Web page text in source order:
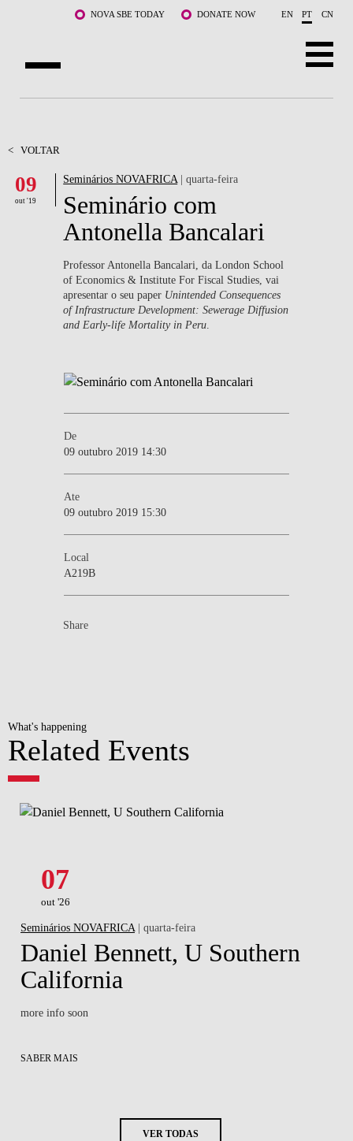
Saltar para o conteúdo principalNOVA SBE TODAY DONATE NOW EN PT CN
DOCENTES E INVESTIGAÇÃO
COMUNIDADE
< VOLTAR
09
out '19
Seminários NOVAFRICA| quarta-feira
Seminário com
Antonella Bancalari
Professor Antonella Bancalari, da London School
of Economics & Institute For Fiscal Studies, vai
apresentar o seu paper Unintended Consequences
of Infrastructure Development: Sewerage Diffusion
and Early-life Mortality in Peru
De
09 outubro 2019 14:30
Ate
09 outubro 2019 15:30
Local
A219B
Share
What's happening
Related Events
07
out '26
Seminários NOVAFRICA | quarta-feira
Daniel Bennett, U Southern
California
more info soon
SABER MAIS
VER TODAS